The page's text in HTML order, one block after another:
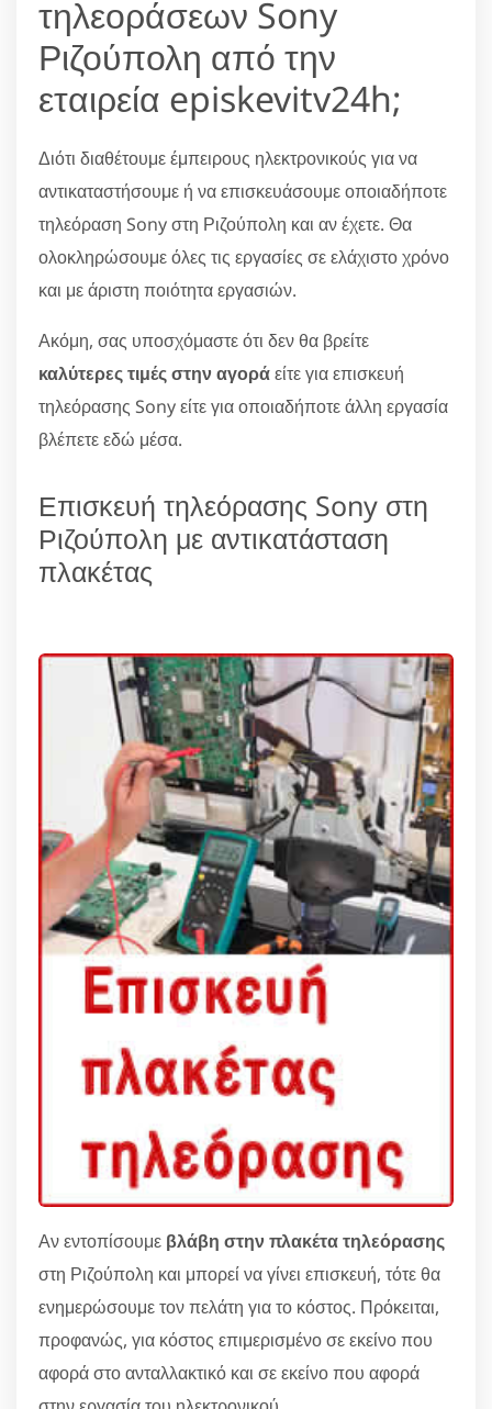
τηλεοράσεων Sony
Ριζούπολη από την
εταιρεία episkevitv24h;
Διότι διαθέτουμε έμπειρους ηλεκτρονικούς για να
αντικαταστήσουμε ή να επισκευάσουμε οποιαδήποτε
τηλεόραση Sony στη Ριζούπολη και αν έχετε. Θα
ολοκληρώσουμε όλες τις εργασίες σε ελάχιστο χρόνο
και με άριστη ποιότητα εργασιών.
Ακόμη, σας υποσχόμαστε ότι δεν θα βρείτε
καλύτερες τιμές στην αγοράείτε για επισκευή
τηλεόρασης Sony είτε για οποιαδήποτε άλλη εργασία
βλέπετε εδώ μέσα.
Επισκευή τηλεόρασης Sony στη
Ριζούπολη με αντικατάσταση
πλακέτας
Αν εντοπίσουμε βλάβη στην πλακέτα τηλεόρασης
στη Ριζούπολη και μπορεί να γίνει επισκευή, τότε θα
ενημερώσουμε τον πελάτη για το κόστος. Πρόκειται,
προφανώς, για κόστος επιμερισμένο σε εκείνο που
αφορά στο ανταλλακτικό και σε εκείνο που αφορά